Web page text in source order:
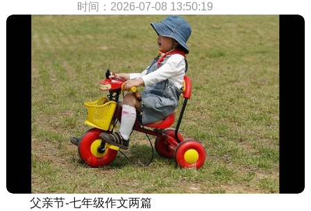
时间：2026-07-08 13:50:19
父亲节-七年级作文两篇